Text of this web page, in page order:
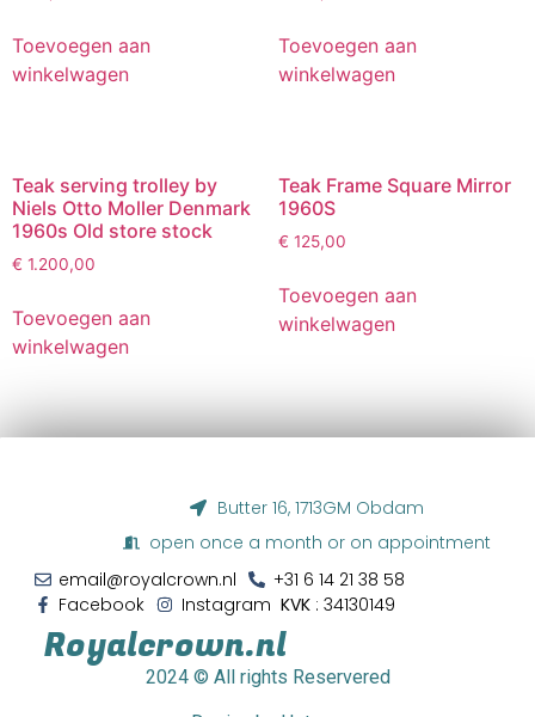
Toevoegen aan
winkelwagen
Toevoegen aan
winkelwagen
Teak serving trolley by
Niels Otto Moller Denmark
1960s Old store stock
€ 1.200,00
Toevoegen aan
winkelwagen
Teak Frame Square Mirror
1960S
€ 125,00
Toevoegen aan
winkelwagen
Butter 16, 1713GM Obdam
open once a month or on appointment
email@royalcrown.nl
+31 6 14 21 38 58‬
Facebook
Instagram KVK: 34130149
Royalcrown.nl
2024 © All rights Reservered